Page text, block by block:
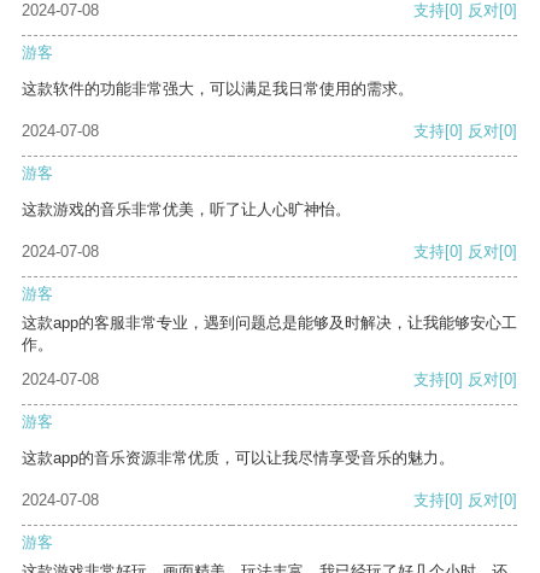
2024-07-08
支持[0] 反对[0]
游客
这款软件的功能非常强大，可以满足我日常使用的需求。
2024-07-08 支持[0] 反对[0]
游客
这款游戏的音乐非常优美，听了让人心旷神怡。
2024-07-08 支持[0] 反对[0]
游客
这款app的客服非常专业，遇到问题总是能够及时解决，让我能够安心工
作。
2024-07-08
支持[0] 反对[0]
游客
这款app的音乐资源非常优质，可以让我尽情享受音乐的魅力。
2024-07-08 支持[0] 反对[0]
游客